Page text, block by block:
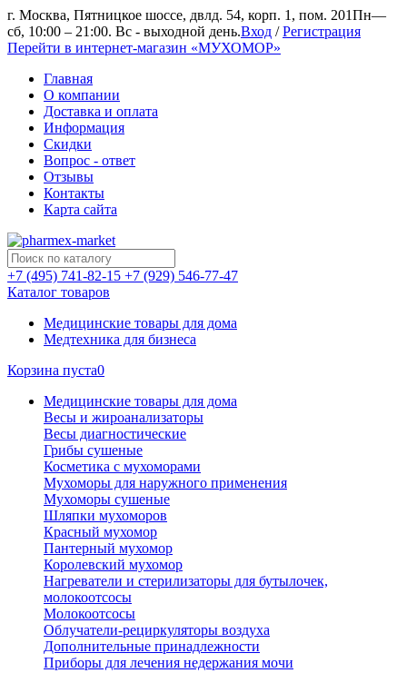
г. Москва, Пятницкое шоссе, двлд. 54, корп. 1, пом. 201Пн—
сб, 10:00 – 21:00. Вс - выходной день.Вход /Регистрация
Перейти в интернет-магазин «МУХОМОР»
Главная
О компании
Доставка и оплата
Информация
Скидки
Вопрос - ответ
Отзывы
Контакты
Карта сайта
+7 (495) 741-82-15 +7 (929) 546-77-47
Каталог товаров
Медицинские товары для дома
Медтехника для бизнеса
Корзина пуста0
Медицинские товары для дома
Весы и жироанализаторы
Весы диагностические
Грибы сушеные
Косметика с мухоморами
Мухоморы для наружного применения
Мухоморы сушеные
Шляпки мухоморов
Красный мухомор
Пантерный мухомор
Королевский мухомор
Нагреватели и стерилизаторы для бутылочек,
молокоотсосы
Молокоотсосы
Облучатели-рециркуляторы воздуха
Дополнительные принадлежности
Приборы для лечения недержания мочи